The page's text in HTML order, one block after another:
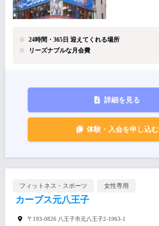
24時間・365日 迎えてくれる場所
リーズナブルな月会費
詳細を見る
体験・入会を申し込む
フィットネス・スポーツ 女性専用
カーブス元八王子
〒193-0826 八王子市元八王子2-1963-1